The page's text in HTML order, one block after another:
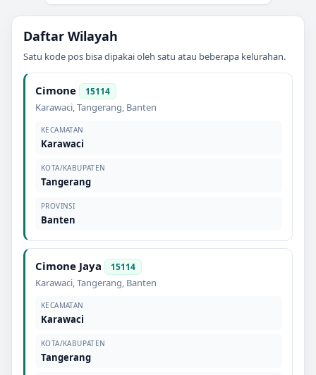
Daftar Wilayah
Satu kode pos bisa dipakai oleh satu atau beberapa kelurahan.
Cimone 15114
Karawaci,Tangerang, Banten
KECAMATAN
Karawaci
KOTA/KABUPATEN
Tangerang
PROVINSI
Banten
Cimone Jaya 15114
Karawaci,Tangerang, Banten
KECAMATAN
Karawaci
KOTA/KABUPATEN
Tangerang